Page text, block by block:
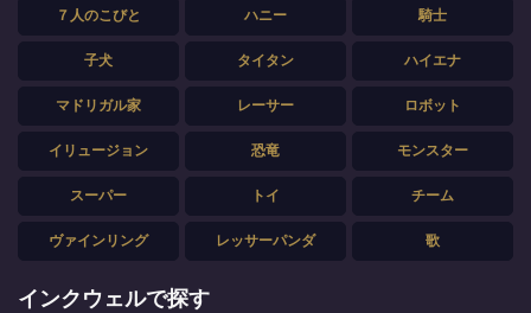
７人のこびと ハニー 騎士
子犬 タイタン ハイエナ
マドリガル家 レーサー ロボット
イリュージョン 恐竜 モンスター
スーパー トイ チーム
ヴァインリング レッサーパンダ 歌
インクウェルで探す